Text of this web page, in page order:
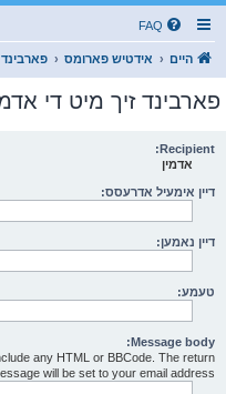
FAQ
היים אידטיש פארומס
פארבינד זיך מיט די
Recipient:
אדמין
דיין אימעיל אדרעסס:
דיין נאמען:
טעמע:
Message body:
any HTML or BBCode. The return
will be set to your email address.